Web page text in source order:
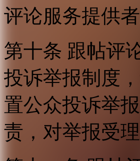
评论服务提供
第十条 跟帖评
投诉举报制度
置公众投诉举
责，对举报受